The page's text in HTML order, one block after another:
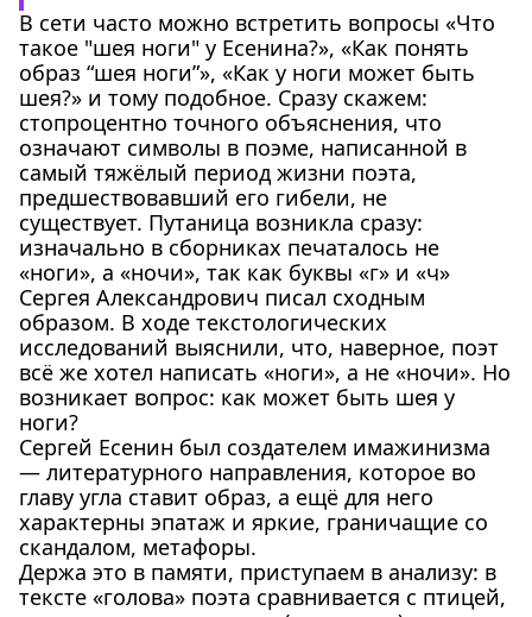
В сети часто можно встретить вопросы «Что
такое "шея ноги" у Есенина?», «Как понять
образ “шея ноги”», «Как у ноги может быть
шея?» и тому подобное. Сразу скажем:
стопроцентно точного объяснения, что
означают символы в поэме, написанной в
самый тяжёлый период жизни поэта,
предшествовавший его гибели, не
существует. Путаница возникла сразу:
изначально в сборниках печаталось не
«ноги», а «ночи», так как буквы «г» и «ч»
Сергея Александрович писал сходным
образом. В ходе текстологических
исследований выяснили, что, наверное, поэт
всё же хотел написать «ноги», а не «ночи». Но
возникает вопрос: как может быть шея у
ноги?
Сергей Есенин был создателем имажинизма
— литературного направления, которое во
главу угла ставит образ, а ещё для него
характерны эпатаж и яркие, граничащие со
скандалом, метафоры.
Держа это в памяти, приступаем в анализу: в
тексте «голова» поэта сравнивается с птицей,